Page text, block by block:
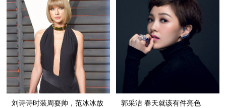
刘诗诗时装周耍帅，范冰冰放
郭采洁 春天就该有件亮色